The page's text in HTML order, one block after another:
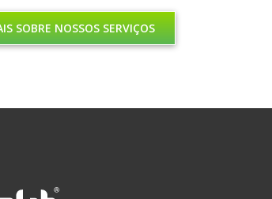
SOBRE NOSSOS SERVIÇOS